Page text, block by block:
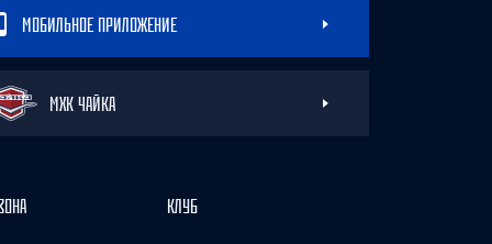
МОБИЛЬНОЕ ПРИЛОЖЕНИЕ
МХК ЧАЙКА
КЛУБ